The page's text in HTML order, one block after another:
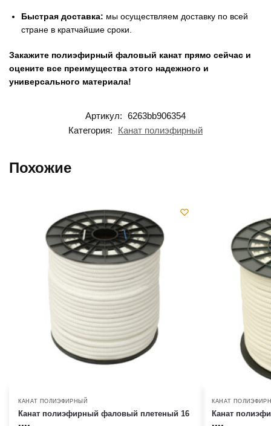
Быстрая доставка: мы осуществляем доставку по всей
стране в кратчайшие сроки.
Закажите полиэфирный фаловый канат прямо сейчас и
оцените все преимущества этого надежного и
универсального материала!
Артикул: 6263bb906354
Категория:
Канат полиэфирный
Похожие
КАНАТ ПОЛИЭФИРНЫЙ
Канат полиэфирный фаловый плетеный 16
КАНАТ
Канат